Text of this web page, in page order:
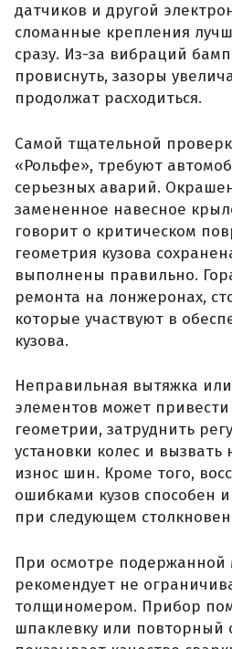
датчиков и другой
сломанные крепления
сразу. Из-за вибраций
провиснуть, зазоры
продолжат расходиться.
Самой тщательной
«Рольфе», требуют
серьезных аварий.
замененное навесное
говорит о критическом
геометрия кузова
выполнены правильно.
ремонта на лонжеронах,
которые участвуют в
кузова.
Неправильная вытяжка
элементов может
геометрии, затруднить
установки колес и
износ шин. Кроме того,
ошибками кузов способен
при следующем
При осмотре
рекомендует не
толщиномером. Прибор
шпаклевку или повторный